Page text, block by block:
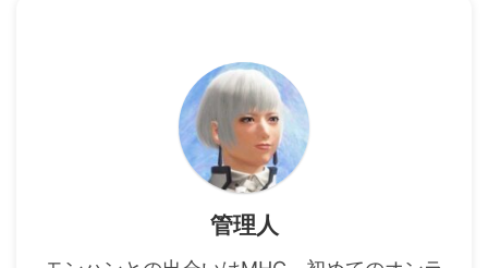
管理人